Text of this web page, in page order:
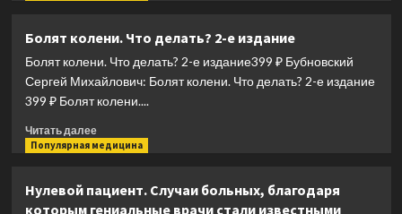
&
ферменты
Болят колени. Что делать? 2-е издание
Болят колени. Что делать? 2-е издание399 ₽ Бубновский
Сергей Михайлович: Болят колени. Что делать? 2-е издание
399 ₽ Болят колени....
Читать далееПрочитать
больше
колени.
Популярная медицина
Нулевой пациент. Случаи больных, благодаря
которым гениальные врачи стали известными